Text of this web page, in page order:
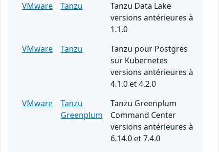
VMware
Tanzu
Tanzu Data Lake
versions antérieures à
1.1.0
VMware
Tanzu
Tanzu pour Postgres
sur Kubernetes
versions antérieures à
4.1.0 et 4.2.0
VMware
Tanzu
Greenplum
Tanzu Greenplum
Command Center
versions antérieures à
6.14.0 et 7.4.0